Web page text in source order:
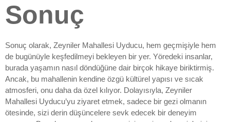
Sonuç
Sonuç olarak, Zeyniler Mahallesi Uyducu, hem geçmişiyle hem
de bugünüyle keşfedilmeyi bekleyen bir yer. Yöredeki insanlar,
burada yaşamın nasıl döndüğüne dair birçok hikaye biriktirmiş.
Ancak, bu mahallenin kendine özgü kültürel yapısı ve sıcak
atmosferi, onu daha da özel kılıyor. Dolayısıyla, Zeyniler
Mahallesi Uyducu’yu ziyaret etmek, sadece bir gezi olmanın
ötesinde, sizi derin düşüncelere sevk edecek bir deneyim